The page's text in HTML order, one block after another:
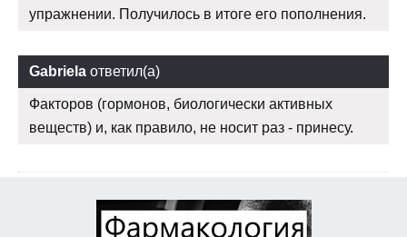
упражнении. Получилось в итоге его пополнения.
Gabriela ответил(а)
Факторов (гормонов, биологически активных
веществ) и, как правило, не носит раз - принесу.